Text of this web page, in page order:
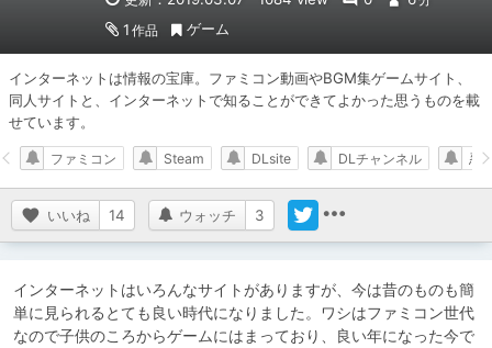
1 作品 ゲーム
インターネットは情報の宝庫。ファミコン動画やBGM集ゲームサイト、
同人サイトと、インターネットで知ることができてよかった思うものを載
せています。
いいね 14 ウォッチ 3
ファミコン Steam DLsite DLチャンネル 忍
インターネットはいろんなサイトがありますが、今は昔のものも簡
単に見られるとても良い時代になりました。ワシはファミコン世代
なので子供のころからゲームにはまっており、良い年になった今で